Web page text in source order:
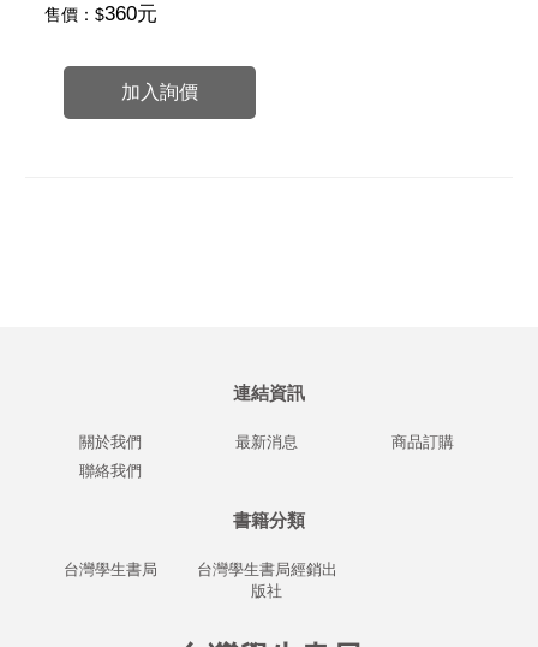
售價：$360元
加入詢價
連結資訊
關於我們 最新消息
商品訂購
聯絡我們
書籍分類
台灣學生書局
台灣學生書局經銷出
版社